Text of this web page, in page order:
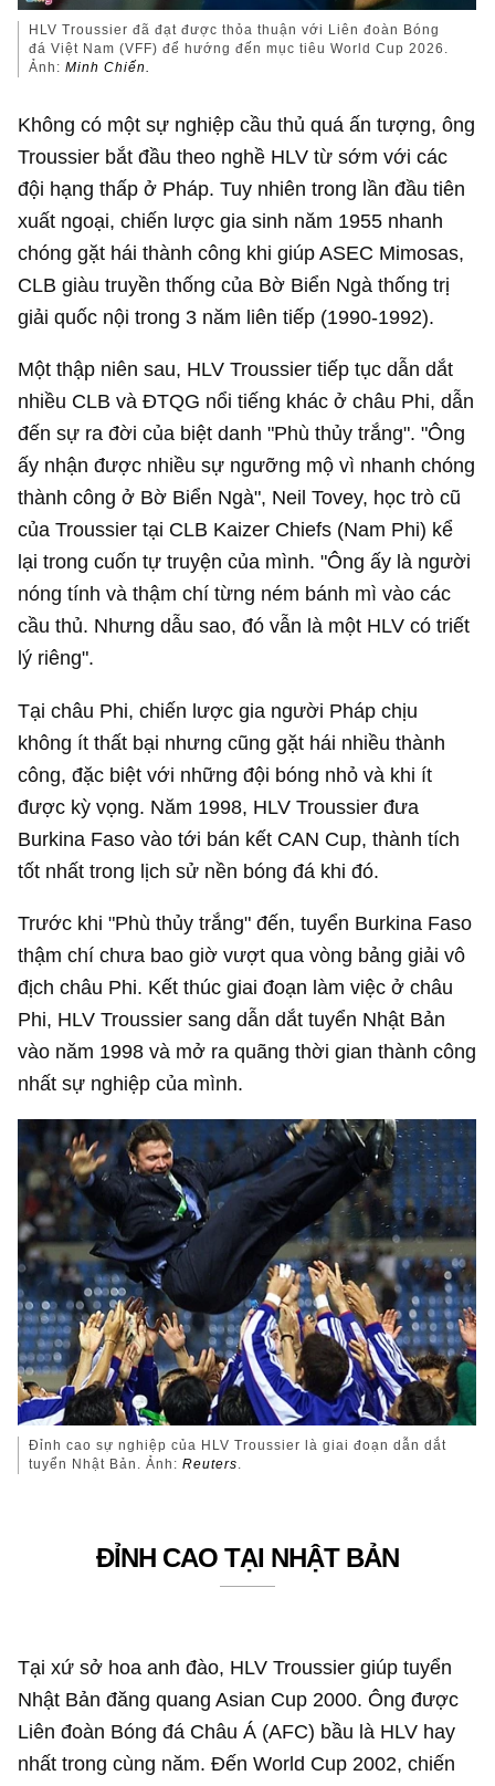
HLV Troussier đã đạt được thỏa thuận với Liên đoàn Bóng
đá Việt Nam (VFF) để hướng đến mục tiêu World Cup 2026.
Ảnh:Minh Chiến.
Không có một sự nghiệp cầu thủ quá ấn tượng, ông
Troussier bắt đầu theo nghề HLV từ sớm với các
đội hạng thấp ở Pháp. Tuy nhiên trong lần đầu tiên
xuất ngoại, chiến lược gia sinh năm 1955 nhanh
chóng gặt hái thành công khi giúp ASEC Mimosas,
CLB giàu truyền thống của Bờ Biển Ngà thống trị
giải quốc nội trong 3 năm liên tiếp (1990-1992).
Một thập niên sau, HLV Troussier tiếp tục dẫn dắt
nhiều CLB và ĐTQG nổi tiếng khác ở châu Phi, dẫn
đến sự ra đời của biệt danh "Phù thủy trắng". "Ông
ấy nhận được nhiều sự ngưỡng mộ vì nhanh chóng
thành công ở Bờ Biển Ngà", Neil Tovey, học trò cũ
của Troussier tại CLB Kaizer Chiefs (Nam Phi) kể
lại trong cuốn tự truyện của mình. "Ông ấy là người
nóng tính và thậm chí từng ném bánh mì vào các
cầu thủ. Nhưng dẫu sao, đó vẫn là một HLV có triết
lý riêng".
Tại châu Phi, chiến lược gia người Pháp chịu
không ít thất bại nhưng cũng gặt hái nhiều thành
công, đặc biệt với những đội bóng nhỏ và khi ít
được kỳ vọng. Năm 1998, HLV Troussier đưa
Burkina Faso vào tới bán kết CAN Cup, thành tích
tốt nhất trong lịch sử nền bóng đá khi đó.
Trước khi "Phù thủy trắng" đến, tuyển Burkina Faso
thậm chí chưa bao giờ vượt qua vòng bảng giải vô
địch châu Phi. Kết thúc giai đoạn làm việc ở châu
Phi, HLV Troussier sang dẫn dắt tuyển Nhật Bản
vào năm 1998 và mở ra quãng thời gian thành công
nhất sự nghiệp của mình.
Đỉnh cao sự nghiệp của HLV Troussier là giai đoạn dẫn dắt
tuyển Nhật Bản. Ảnh:Reuters.
ĐỈNH CAO TẠI NHẬT BẢN
Tại xứ sở hoa anh đào, HLV Troussier giúp tuyển
Nhật Bản đăng quang Asian Cup 2000. Ông được
Liên đoàn Bóng đá Châu Á (AFC) bầu là HLV hay
nhất trong cùng năm. Đến World Cup 2002, chiến